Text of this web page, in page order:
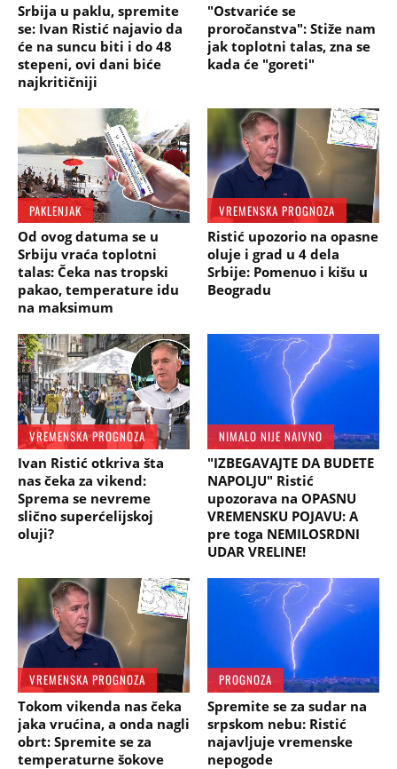
Srbija u paklu, spremite
se: Ivan Ristić najavio da
će na suncu biti i do 48
stepeni, ovi dani biće
najkritičniji
"Ostvariće se
proročanstva": Stiže nam
jak toplotni talas, zna se
kada će "goreti"
PAKLENJAK
Od ovog datuma se u
Srbiju vraća toplotni
talas: Čeka nas tropski
pakao, temperature idu
na maksimum
VREMENSKA PROGNOZA
Ristić upozorio na opasne
oluje i grad u 4 dela
Srbije: Pomenuo i kišu u
Beogradu
VREMENSKA PROGNOZA
Ivan Ristić otkriva šta
nas čeka za vikend:
Sprema se nevreme
slično superćelijskoj
oluji?
NIMALO NIJE NAIVNO
"IZBEGAVAJTE DA BUDETE
NAPOLJU" Ristić
upozorava na OPASNU
VREMENSKU POJAVU: A
pre toga NEMILOSRDNI
UDAR VRELINE!
VREMENSKA PROGNOZA
Tokom vikenda nas čeka
jaka vrućina, a onda nagli
obrt: Spremite se za
temperaturne šokove
PROGNOZA
Spremite se za sudar na
srpskom nebu: Ristić
najavljuje vremenske
nepogode